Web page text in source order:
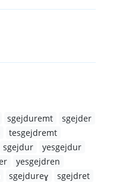
sgejduremt
sgejder
tesgejdremt
sgejdur
yesgejdur
yesgejdren
sgejdureɣ
sgejdret